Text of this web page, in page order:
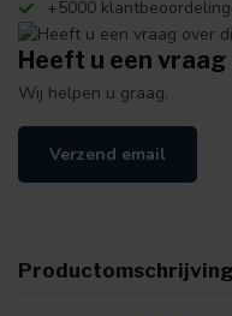
+5000
Heeft u een
Wij helpen u graag.
Verzend email
Productomschrijving